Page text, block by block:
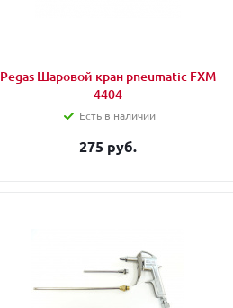
Pegas Шаровой кран pneumatic FXM
4404
Есть в наличии
275 руб.